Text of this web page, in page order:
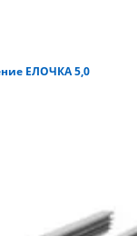
ЕЛОЧКА 5,0